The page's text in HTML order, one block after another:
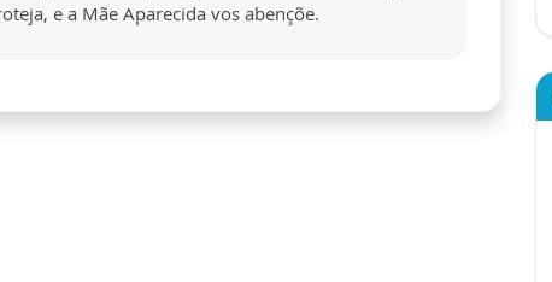
e a Mãe Aparecida vos abençõe.